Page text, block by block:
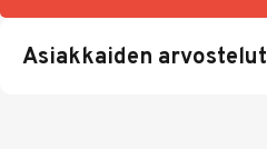
Asiakkaiden arvostelut